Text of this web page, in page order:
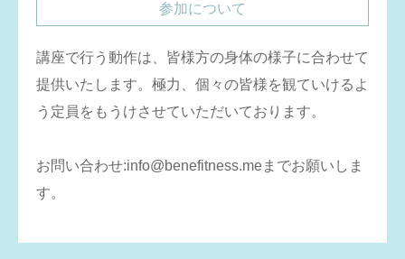
参加について
講座で行う動作は、皆様方の身体の様子に合わせて
提供いたします。極力、個々の皆様を観ていけるよ
う定員をもうけさせていただいております。
お問い合わせ:info@benefitness.meまでお願いしま
す。